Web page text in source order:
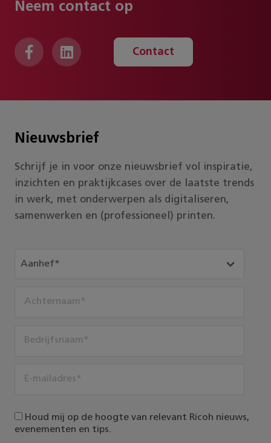
Neem contact op
Contact
Nieuwsbrief
Schrijf je in voor onze nieuwsbrief vol inspiratie,
inzichten en praktijkcases over de laatste trends
in werk, met onderwerpen als digitaliseren,
samenwerken en (professioneel) printen.
Houd mij op de hoogte van relevant Ricoh nieuws,
evenementen en tips.